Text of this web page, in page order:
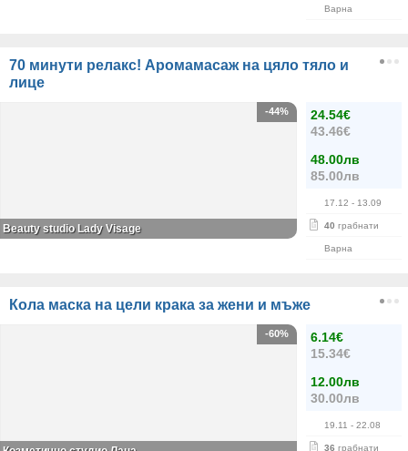
Варна
70 минути релакс! Аромамасаж на цяло тяло и
лице
24.54€
43.46€
48.00лв
85.00лв
17.12 - 13.09
40 грабнати
Варна
-44%
Beauty studio Lady Visage
Кола маска на цели крака за жени и мъже
6.14€
15.34€
12.00лв
30.00лв
19.11 - 22.08
36 грабнати
-60%